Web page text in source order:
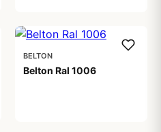
BELTON
Belton Ral 1006